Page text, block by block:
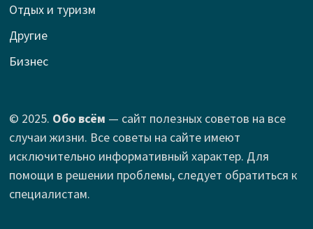
Отдых и туризм
Другие
Бизнес
© 2025. Обо всём — сайт полезных советов на все
случаи жизни. Все советы на сайте имеют
исключительно информативный характер. Для
помощи в решении проблемы, следует обратиться к
специалистам.